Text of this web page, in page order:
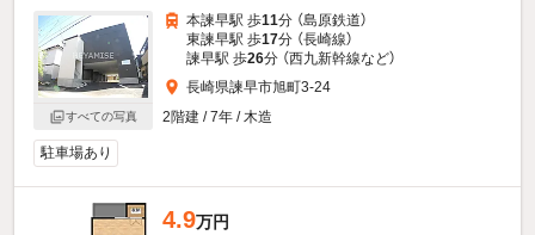
すべての写真
本諫早駅 歩11分 （島原鉄道）
東諫早駅 歩17分 （長崎線）
諫早駅 歩26分 （西九新幹線など）
長崎県諫早市旭町3-24
2階建 / 7年 / 木造
駐車場あり
4.9万円